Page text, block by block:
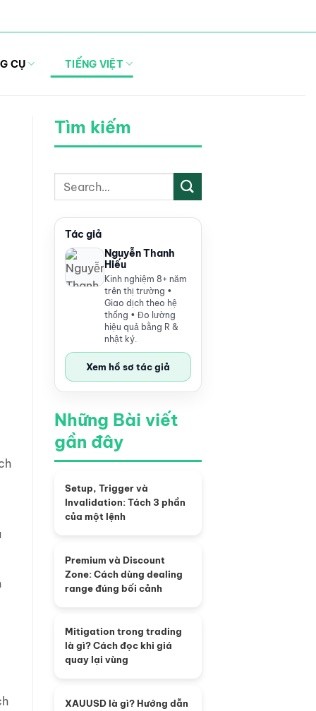
CỤ TIẾNG VIỆT
Tìm kiếm
Tác giả
Nguyễn Thanh
Hiếu
Kinh nghiệm 8+ năm
trên thị trường •
Giao dịch theo hệ
thống • Đo lường
hiệu quả bằng R &
nhật ký.
Xem hồ sơ tác giả
Những Bài viết
gần đây
Setup, Trigger và
Invalidation: Tách 3 phần
của một lệnh
Premium và Discount
Zone: Cách dùng dealing
range đúng bối cảnh
Mitigation trong trading
là gì? Cách đọc khi giá
quay lại vùng
XAUUSD là gì? Hướng dẫn